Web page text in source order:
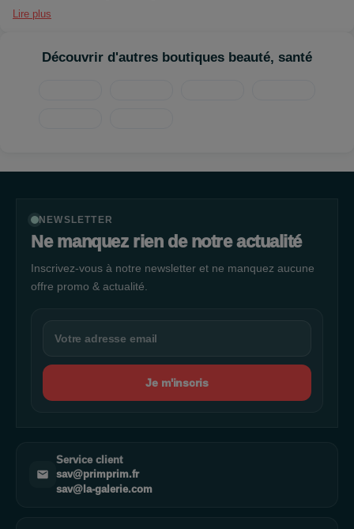
Lire plus
Découvrir d'autres boutiques beauté, santé
NEWSLETTER
Ne manquez rien de notre actualité
Inscrivez-vous à notre newsletter et ne manquez aucune
offre promo & actualité.
Je m'inscris
Service client
sav@primprim.fr
sav@la-galerie.com